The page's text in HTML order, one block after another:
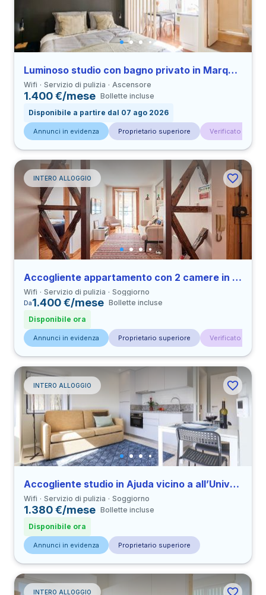
Luminoso studio con bagno privato in Marquês de Pombal
Wifi Servizio di pulizia Ascensore
1.400 €/mese Bollette incluse
Disponibile a partire dal 07 ago 2026
Annunci in evidenza Proprietario superiore Verificato da
INTERO ALLOGGIO
Accogliente appartamento con 2 camere in Príncipe Real vicino a all’Università ISEG
Wifi Servizio di pulizia Soggiorno
Da1.400 €/mese Bollette incluse
Disponibile ora
Annunci in evidenza Proprietario superiore Verificato da
INTERO ALLOGGIO
Accogliente studio in Ajuda vicino a all’Università FAUL
Wifi Servizio di pulizia Soggiorno
1.380 €/mese Bollette incluse
Disponibile ora
Annunci in evidenza Proprietario superiore
INTERO ALLOGGIO